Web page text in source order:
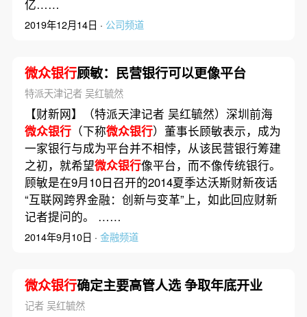
亿……
2019年12月14日 · 公司频道
微众银行顾敏：民营银行可以更像平台
特派天津记者 吴红毓然
【财新网】（特派天津记者 吴红毓然）深圳前海
微众银行（下称微众银行）董事长顾敏表示，成为
一家银行与成为平台并不相悖，从该民营银行筹建
之初，就希望微众银行像平台，而不像传统银行。
顾敏是在9月10日召开的2014夏季达沃斯财新夜话
“互联网跨界金融：创新与变革”上，如此回应财新
记者提问的。 ……
2014年9月10日 · 金融频道
微众银行确定主要高管人选 争取年底开业
记者 吴红毓然